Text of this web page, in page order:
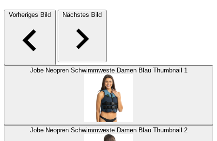
Vorheriges Bild Nächstes Bild
Jobe Neopren Schwimmweste Damen Blau Thumbnail 1
Jobe Neopren Schwimmweste Damen Blau Thumbnail 2